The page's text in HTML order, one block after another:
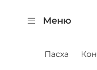
Меню
Пасха